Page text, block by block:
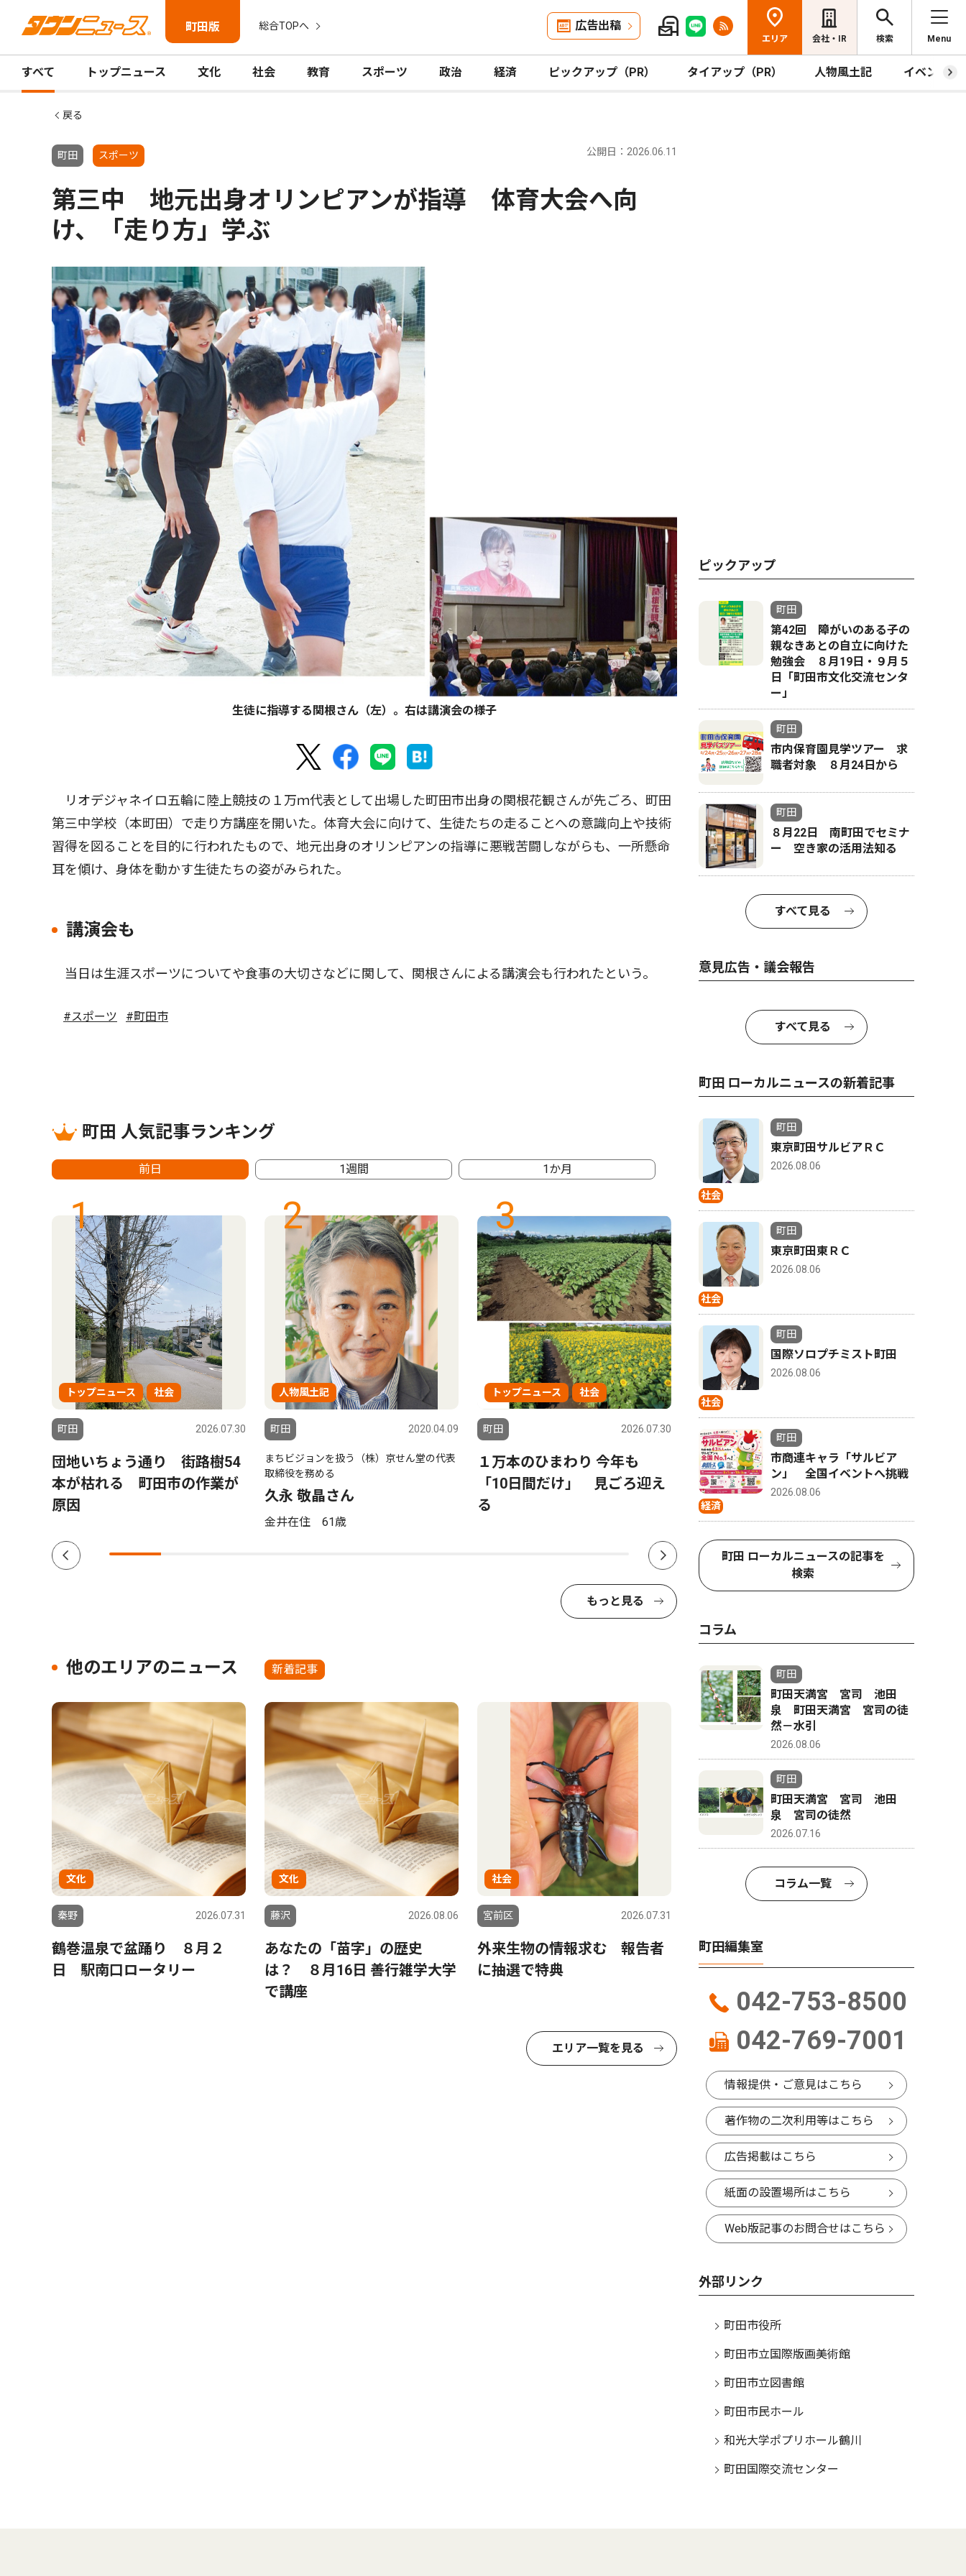
町田版 総合TOPへ 広告出稿
エリア 会社・IR 検索 Menu
すべて トップニュース 文化 社会 教育 スポーツ 政治 経済 ピックアップ（PR） タイアップ（PR） 人物風土記 イベント
戻る
町田 スポーツ 公開日：2026.06.11
第三中 地元出身オリンピアンが指導 体育大会へ向
け、「走り方」学ぶ
生徒に指導する関根さん（左）。右は講演会の様子
リオデジャネイロ五輪に陸上競技の１万ｍ代表として出場した町田市出身の関根花観さんが先ごろ、町田
第三中学校（本町田）で走り方講座を開いた。体育大会に向けて、生徒たちの走ることへの意識向上や技術
習得を図ることを目的に行われたもので、地元出身のオリンピアンの指導に悪戦苦闘しながらも、一所懸命
耳を傾け、身体を動かす生徒たちの姿がみられた。
講演会も
当日は生涯スポーツについてや食事の大切さなどに関して、関根さんによる講演会も行われたという。
#スポーツ #町田市
町田 人気記事ランキング
前日 1週間 1か月
1
トップニュース 社会
町田 2026.07.30
団地いちょう通り 街路樹54
本が枯れる 町田市の作業が
原因
2
人物風土記
町田 2020.04.09
まちビジョンを扱う（株）京せん堂の代表
取締役を務める
久永 敬晶さん
金井在住 61歳
3
トップニュース 社会
町田 2026.07.30
１万本のひまわり 今年も
「10日間だけ」 見ごろ迎え
る
4
トップニュース
町田
南町田に800坪の工場 活気
醸成に期待の声
全試合を
もっと見る
他のエリアのニュース 新着記事
文化
秦野 2026.07.31
鶴巻温泉で盆踊り ８月２
日 駅南口ロータリー
文化
藤沢 2026.08.06
あなたの「苗字」の歴史
は？ ８月16日 善行雑学大学
で講座
社会
宮前区 2026.07.31
外来生物の情報求む 報告者
に抽選で特典
エリア一覧を見る
ピックアップ
町田
第42回 障がいのある子の
親なきあとの自立に向けた
勉強会 ８月19日・９月５
日「町田市文化交流センタ
ー」
町田
市内保育園見学ツアー 求
職者対象 ８月24日から
町田
８月22日 南町田でセミナ
ー 空き家の活用法知る
すべて見る
意見広告・議会報告
すべて見る
町田 ローカルニュースの新着記事
社会
町田
東京町田サルビアＲＣ
2026.08.06
社会
町田
東京町田東ＲＣ
2026.08.06
社会
町田
国際ソロプチミスト町田
2026.08.06
経済
町田
市商連キャラ「サルビア
ン」 全国イベントへ挑戦
2026.08.06
町田 ローカルニュースの記事を
検索
コラム
町田
町田天満宮 宮司 池田
泉 町田天満宮 宮司の徒
然－水引
2026.08.06
町田
町田天満宮 宮司 池田
泉 宮司の徒然
2026.07.16
コラム一覧
町田編集室
042-753-8500
042-769-7001
情報提供・ご意見はこちら
著作物の二次利用等はこちら
広告掲載はこちら
紙面の設置場所はこちら
Web版記事のお問合せはこちら
外部リンク
町田市役所
町田市立国際版画美術館
町田市立図書館
町田市民ホール
和光大学ポプリホール鶴川
町田国際交流センター